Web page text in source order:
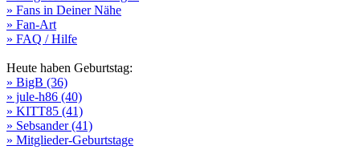
» Fans in Deiner Nähe
» Fan-Art
» FAQ / Hilfe
Heute haben Geburtstag:
» BigB (36)
» jule-h86 (40)
» KITT85 (41)
» Sebsander (41)
» Mitglieder-Geburtstage